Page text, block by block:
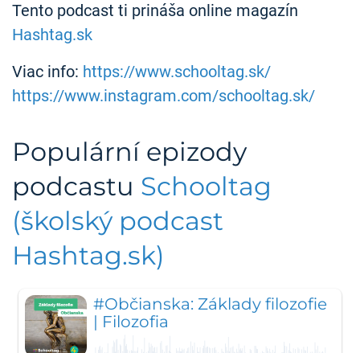
Tento podcast ti prináša online magazín
Hashtag.sk
Viac info: https://www.schooltag.sk/
https://www.instagram.com/schooltag.sk/
Populární epizody
podcastu Schooltag
(školský podcast
Hashtag.sk)
#Občianska: Základy filozofie
| Filozofia